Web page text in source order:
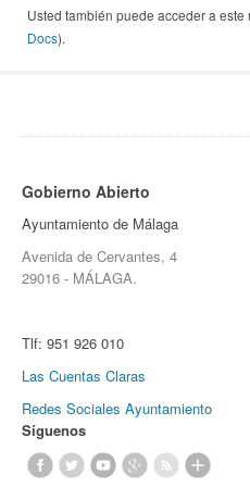
Usted también puede acceder a
Docs).
Gobierno Abierto
Ayuntamiento de Málaga
Avenida de Cervantes, 4
29016 - MÁLAGA.
Tlf: 951 926 010
Las Cuentas Claras
Redes Sociales Ayuntamiento
Síguenos